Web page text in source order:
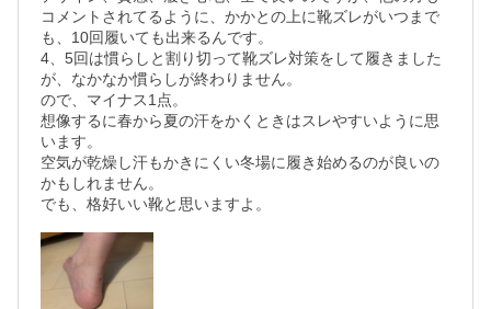
コメントされてるように、かかとの上に靴ズレがいつまで
も、10回履いても出来るんです。
4、5回は慣らしと割り切って靴ズレ対策をして履きました
が、なかなか慣らしが終わりません。
ので、マイナス1点。
想像するに春から夏の汗をかくときはスレやすいように思
います。
空気が乾燥し汗もかきにくい冬場に履き始めるのが良いの
かもしれません。
でも、格好いい靴と思いますよ。